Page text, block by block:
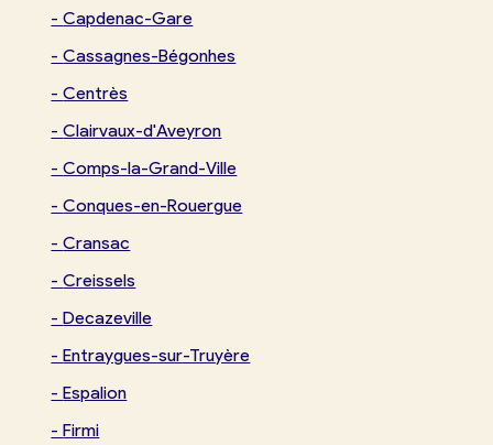
-Capdenac-Gare
-Cassagnes-Bégonhes
-Centrès
-Clairvaux-d'Aveyron
-Comps-la-Grand-Ville
-Conques-en-Rouergue
-Cransac
-Creissels
-Decazeville
-Entraygues-sur-Truyère
-Espalion
-Firmi